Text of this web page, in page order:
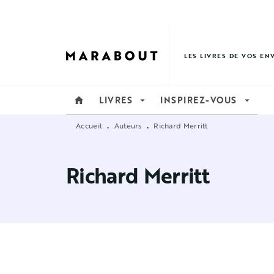
LES LIVRES DE VOS
home LIVRES arrow_drop_down INSPIREZ-VOUS arrow_drop_down
Accueil • Auteurs • Richard Merritt
Richard Merritt